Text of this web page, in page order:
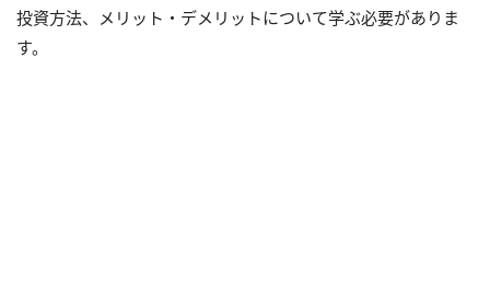
投資方法、メリット・デメリットについて学ぶ必要がありま
す。